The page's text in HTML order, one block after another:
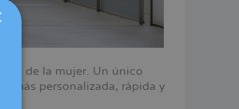
de la mujer. Un único
más personalizada, rápida y